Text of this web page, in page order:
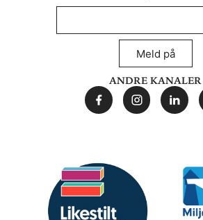
Meld på
Andre kanaler